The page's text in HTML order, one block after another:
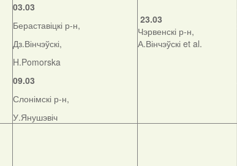
03.03
Бераставіцкі р-н,
Дз.Вінчэўскі,
H.Pomorska
09.03
Слонімскі р-н,
У.Янушэвіч
23.03
Чэрвенскі р-н,
А.Вінчэўскі et al.